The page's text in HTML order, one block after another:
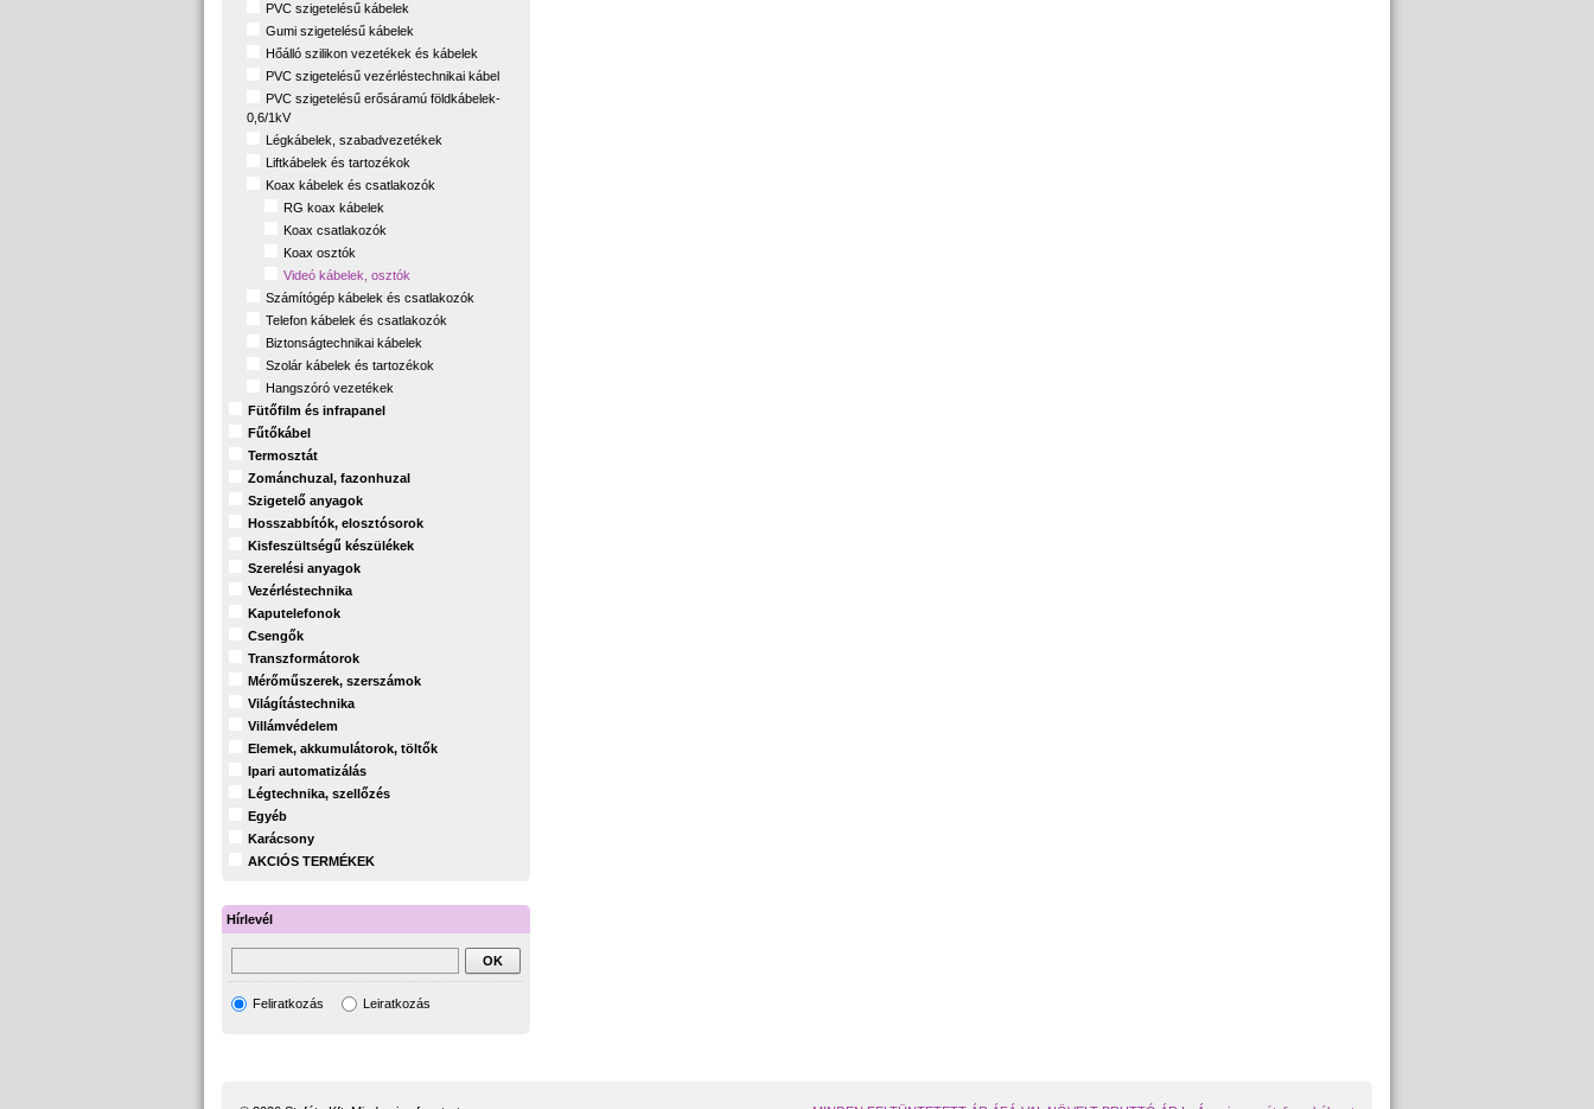
PVC szigetelésű kábelek
Gumi szigetelésű kábelek
Hőálló szilikon vezetékek és kábelek
PVC szigetelésű vezérléstechnikai kábel
PVC szigetelésű erősáramú földkábelek-
0,6/1kV
Légkábelek, szabadvezetékek
Liftkábelek és tartozékok
Koax kábelek és csatlakozók
RG koax kábelek
Koax csatlakozók
Koax osztók
Videó kábelek, osztók
Számítógép kábelek és csatlakozók
Telefon kábelek és csatlakozók
Biztonságtechnikai kábelek
Szolár kábelek és tartozékok
Hangszóró vezetékek
Fütőfilm és infrapanel
Fűtőkábel
Termosztát
Zománchuzal, fazonhuzal
Szigetelő anyagok
Hosszabbítók, elosztósorok
Kisfeszültségű készülékek
Szerelési anyagok
Vezérléstechnika
Kaputelefonok
Csengők
Transzformátorok
Mérőműszerek, szerszámok
Világítástechnika
Villámvédelem
Elemek, akkumulátorok, töltők
Ipari automatizálás
Légtechnika, szellőzés
Egyéb
Karácsony
AKCIÓS TERMÉKEK
Hírlevél
Feliratkozás Leiratkozás